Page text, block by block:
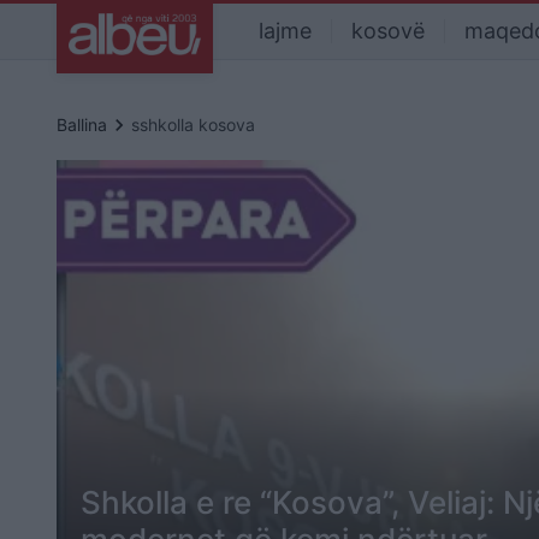
lajme kosovë
Ballina keyboard_arrow_right sshkolla kosova
Shkolla e re “Kosova”, Veliaj: